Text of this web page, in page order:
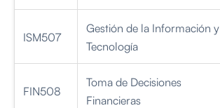
ISM507
Gestión de la Información y
Tecnología
FIN508
Toma de Decisiones
Financieras